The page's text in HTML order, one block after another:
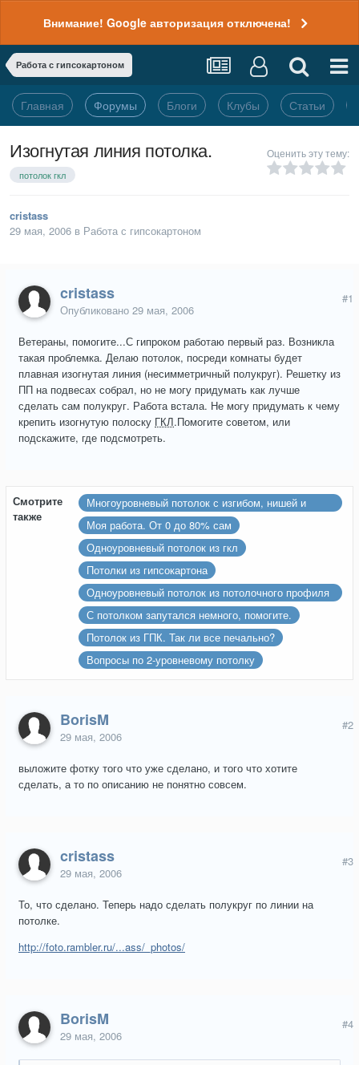
Внимание! Google авторизация отключена!
Работа с гипсокартоном
Главная Форумы Блоги Клубы Статьи
Изогнутая линия потолка.
потолок гкл
Оценить эту тему:
cristass
29 мая, 2006 в Работа с гипсокартоном
cristass
Опубликовано 29 мая, 2006
#1
Ветераны, помогите...С гипроком работаю первый раз. Возникла
такая проблемка. Делаю потолок, посреди комнаты будет
плавная изогнутая линия (несимметричный полукруг). Решетку из
ПП на подвесах собрал, но не могу придумать как лучше
сделать сам полукруг. Работа встала. Не могу придумать к чему
крепить изогнутую полоску ГКЛ.Помогите советом, или
подскажите, где подсмотреть.
Смотрите
также
Многоуровневый потолок с изгибом, нишей и
карнизом
Моя работа. От 0 до 80% сам
Одноуровневый потолок из гкл
Потолки из гипсокартона
Одноуровневый потолок из потолочного профиля
60х27 (Есть вопрос)
С потолком запутался немного, помогите.
Потолок из ГПК. Так ли все печально?
Вопросы по 2-уровневому потолку
BorisM
29 мая, 2006
#2
выложите фотку того что уже сделано, и того что хотите
сделать, а то по описанию не понятно совсем.
cristass
29 мая, 2006
#3
То, что сделано. Теперь надо сделать полукруг по линии на
потолке.
http://foto.rambler.ru/...ass/_photos/
BorisM
29 мая, 2006
#4